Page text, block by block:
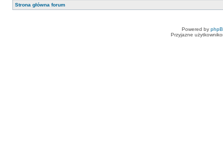
Strona główna forum
Powered by
Przyjazne